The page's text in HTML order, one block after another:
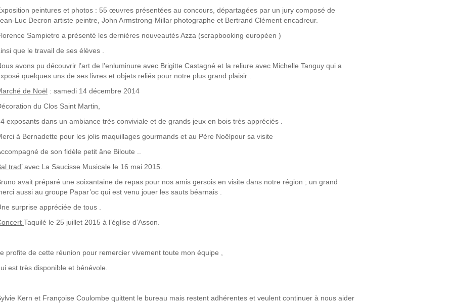
peintures et photos : 55 œuvres présentées au concours, départagées par un jury composé de
Luc Decron artiste peintre, John Armstrong-Millar photographe et Bertrand Clément encadreur.
Sampietro a présenté les dernières nouveautés Azza (scrapbooking européen )
que le travail de ses élèves .
avons pu découvrir l’art de l’enluminure avec Brigitte Castagné et la reliure avec Michelle Tanguy qui a
quelques uns de ses livres et objets reliés pour notre plus grand plaisir .
de Noël : samedi 14 décembre 2014
du Clos Saint Martin,
exposants dans un ambiance très conviviale et de grands jeux en bois très appréciés .
à Bernadette pour les jolis maquillages gourmands et au Père Noëlpour sa visite
de son fidèle petit âne Biloute ..
trad’avec La Saucisse Musicale le 16 mai 2015.
avait préparé une soixantaine de repas pour nos amis gersois en visite dans notre région ; un grand
aussi au groupe Papar’oc qui est venu jouer les sauts béarnais .
surprise appréciée de tous .
Taquilé le 25 juillet 2015 à l’église d’Asson.
profite de cette réunion pour remercier vivement toute mon équipe ,
est très disponible et bénévole.
Kern et Françoise Coulombe quittent le bureau mais restent adhérentes et veulent continuer à nous aider